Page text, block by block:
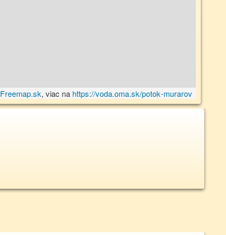
Freemap.sk, viac nahttps://voda.oma.sk/potok-murarov